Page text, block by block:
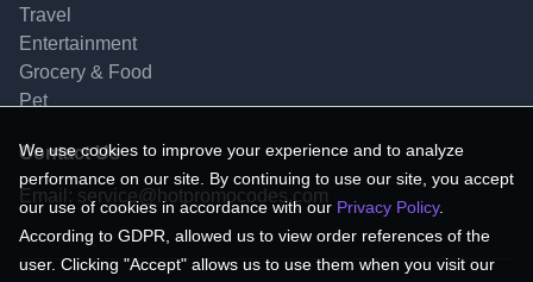
Travel
Entertainment
Grocery & Food
Pet
Contact Us
Email: service@hotpromocodes.com
We use cookies to improve your experience and to analyze
performance on our site. By continuing to use our site, you accept
our use of cookies in accordance with our Privacy Policy.
According to GDPR, allowed us to view order references of the
user. Clicking "Accept" allows us to use them when you visit our